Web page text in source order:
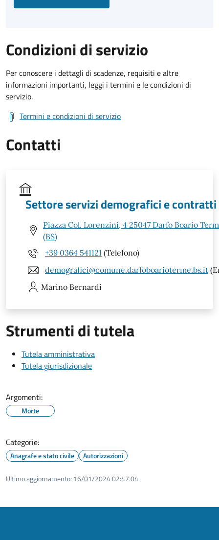
Condizioni di servizio
Per conoscere i dettagli di scadenze, requisiti e altre
informazioni importanti, leggi i termini e le condizioni di
servizio.
Termini e condizioni di servizio
Contatti
Settore servizi demografici e contratti
Piazza Col. Lorenzini, 4 25047 Darfo Boario
(BS)
+39 0364 541121 (Telefono)
demografici@comune.darfoboarioterme.bs.it
Marino Bernardi
Strumenti di tutela
Tutela amministrativa
Tutela giurisdizionale
Argomenti:
Morte
Categorie:
Anagrafe e stato civile Autorizzazioni
Ultimo aggiornamento: 16/01/2024 02:47.04